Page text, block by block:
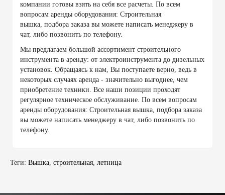
компании готовы взять на себя все расчеты. По всем
вопросам аренды оборудования: Строительная
вышка, подбора заказа вы можете написать менеджеру в
чат, либо позвонить по телефону.
Мы предлагаем большой ассортимент строительного
инструмента в аренду: от электроинструмента до дизельных
установок. Обращаясь к нам, Вы поступаете верно, ведь в
некоторых случаях аренда - значительно выгоднее, чем
приобретение техники. Все наши позиции проходят
регулярное техническое обслуживание. По всем вопросам
аренды оборудования: Строительная вышка, подбора заказа
вы можете написать менеджеру в чат, либо позвонить по
телефону.
Теги: Вышка, строительная, летница